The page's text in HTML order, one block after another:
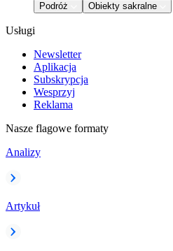
Podróż
Obiekty sakralne
Usługi
Newsletter
Aplikacja
Subskrypcja
Wesprzyj
Reklama
Nasze flagowe formaty
Analizy
Artykuł